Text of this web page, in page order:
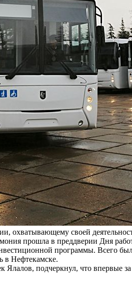
охватывающему своей
прошла в преддверии Дня
программы. Всего
в Нефтекамске.
подчеркнул, что впервые за